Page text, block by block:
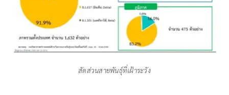
สัดส่วนสายพันธุ์ที่เฝ้าระวัง